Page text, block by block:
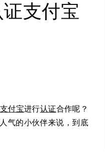
支付宝
支付宝进行认证合作呢？
气的小伙伴来说，到底